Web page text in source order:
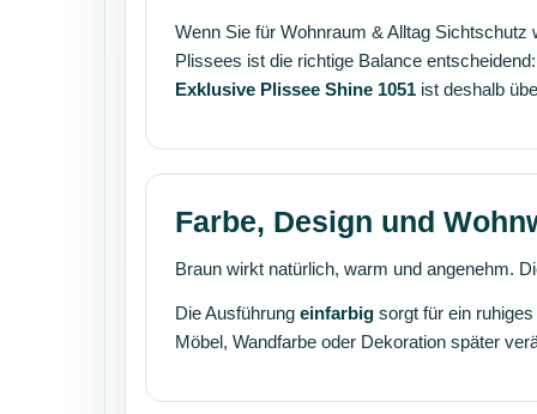
Wenn Sie für Wohnraum & Alltag
Plissees ist die richtige Balance
Exklusive Plissee Shine 1051 ist deshalb
Farbe, Design und
Braun wirkt natürlich, warm und angenehm.
Die Ausführung einfarbig sorgt für ein
Möbel, Wandfarbe oder Dekoration später